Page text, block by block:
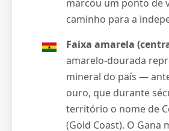
marcou um ponto de
caminho para a
Faixa amarela
amarelo-dourada
mineral do país —
ouro, que durante
território o nome de
(Gold Coast). O Gana